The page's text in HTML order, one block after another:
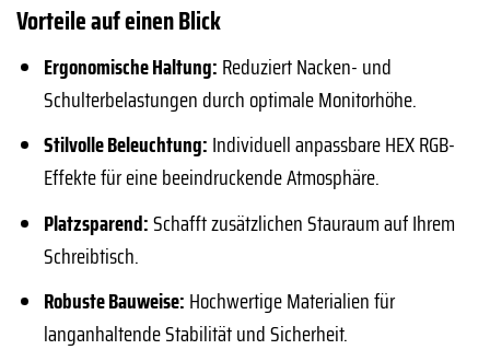
Vorteile auf einen Blick
Ergonomische Haltung: Reduziert Nacken- und
Schulterbelastungen durch optimale Monitorhöhe.
Stilvolle Beleuchtung: Individuell anpassbare HEX RGB-
Effekte für eine beeindruckende Atmosphäre.
Platzsparend:Schafft zusätzlichen Stauraum auf Ihrem
Schreibtisch.
Robuste Bauweise: Hochwertige Materialien für
langanhaltende Stabilität und Sicherheit.